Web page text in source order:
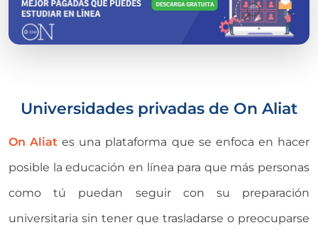
Universidades privadas de On Aliat
On Aliat es una plataforma que se enfoca en hacer
posible la educación en línea para que más personas
como tú puedan seguir con su preparación
universitaria sin tener que trasladarse o preocuparse